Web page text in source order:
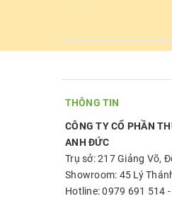
THÔNG TIN
CÔNG TY CỔ PHẦN
ANH ĐỨC
Trụ sở: 217 Giảng Võ,
Showroom: 45 Lý
Hotline: 0979 691 514